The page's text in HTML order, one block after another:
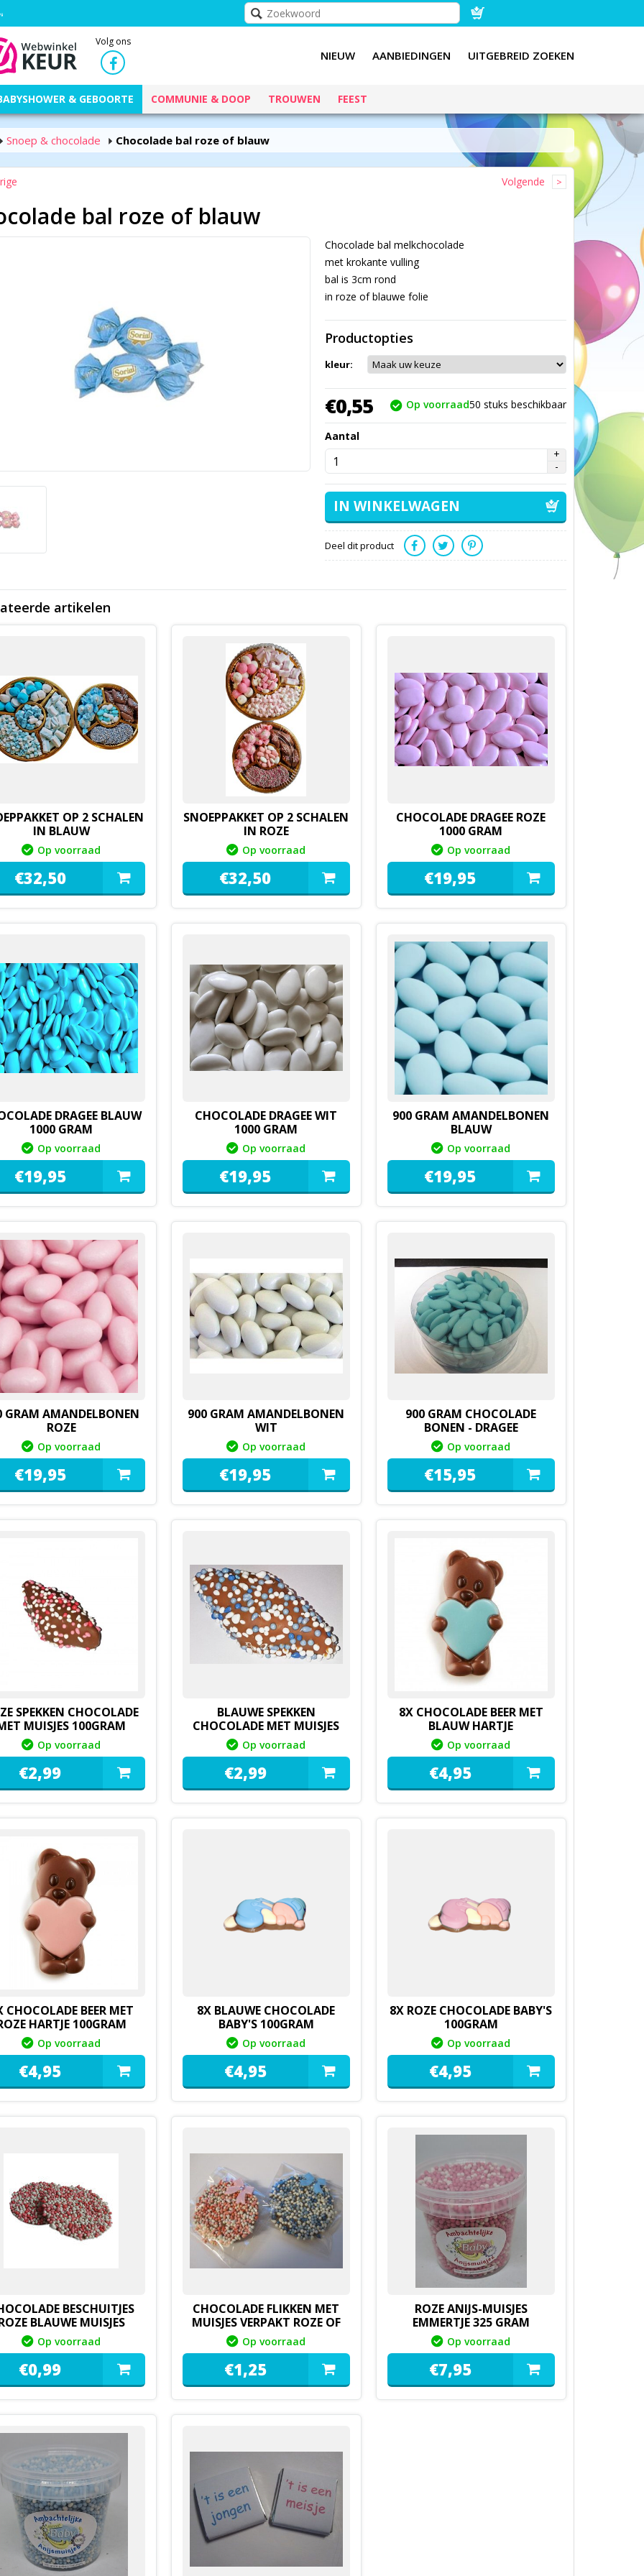
Volg ons
NIEUW AANBIEDINGEN UITGEBREID ZOEKEN
& GEBOORTE COMMUNIE & DOOP TROUWEN FEEST
Snoep & chocolade Chocolade bal roze of blauw
Volgende
bal roze of blauw
Chocolade bal melkchocolade
met krokante vulling
bal is 3cm rond
in roze of blauwe folie
Productopties
kleur:
€0,55 Op voorraad50 stuks beschikbaar
Aantal
Deel dit product
artikelen
OP 2 SCHALEN
IN BLAUW
Op voorraad
€32,50
SNOEPPAKKET OP 2 SCHALEN
IN ROZE
Op voorraad
€32,50
CHOCOLADE DRAGEE ROZE
1000 GRAM
Op voorraad
€19,95
DRAGEE BLAUW
1000 GRAM
Op voorraad
€19,95
CHOCOLADE DRAGEE WIT
1000 GRAM
Op voorraad
€19,95
900 GRAM AMANDELBONEN
BLAUW
Op voorraad
€19,95
GRAM AMANDELBONEN
ROZE
Op voorraad
€19,95
900 GRAM AMANDELBONEN
WIT
Op voorraad
€19,95
900 GRAM CHOCOLADE
BONEN - DRAGEE
Op voorraad
€15,95
SPEKKEN CHOCOLADE
MUISJES 100GRAM
Op voorraad
€2,99
BLAUWE SPEKKEN
CHOCOLADE MET MUISJES
100GRAM
Op voorraad
€2,99
8X CHOCOLADE BEER MET
BLAUW HARTJE
Op voorraad
€4,95
CHOCOLADE BEER MET
HARTJE 100GRAM
Op voorraad
€4,95
8X BLAUWE CHOCOLADE
BABY'S 100GRAM
Op voorraad
€4,95
8X ROZE CHOCOLADE BABY'S
100GRAM
Op voorraad
€4,95
BESCHUITJES
BLAUWE MUISJES
Op voorraad
€0,99
CHOCOLADE FLIKKEN MET
MUISJES VERPAKT ROZE OF
BLAUW
Op voorraad
€1,25
ROZE ANIJS-MUISJES
EMMERTJE 325 GRAM
Op voorraad
€7,95